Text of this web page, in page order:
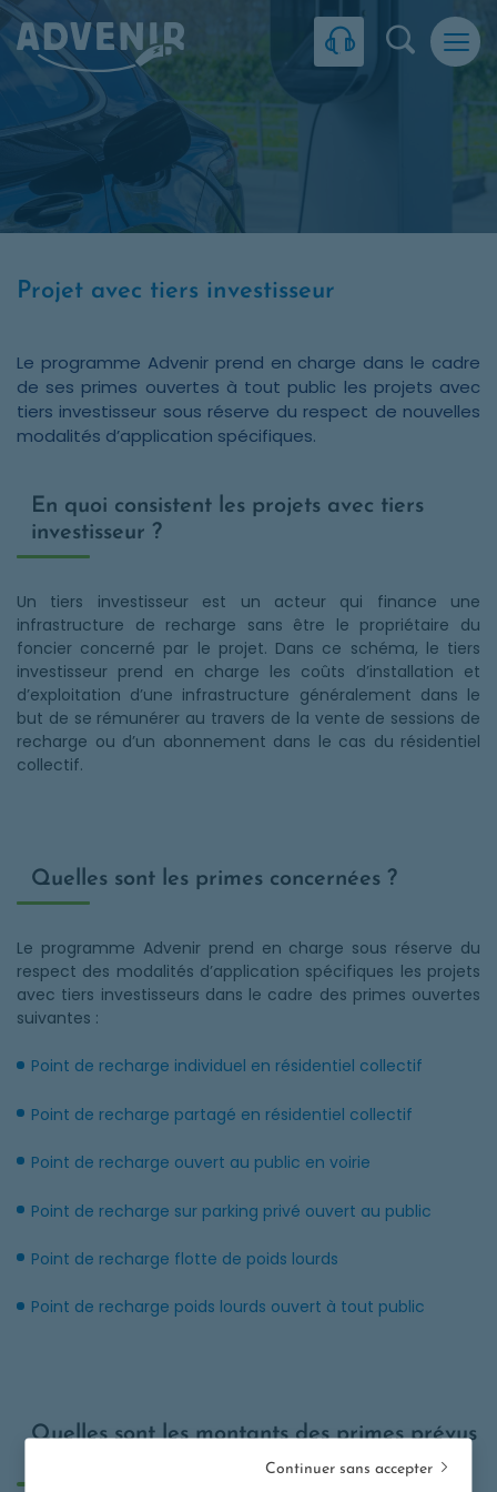
Panneau de gestion des cookies
Continuer sans accepter
Skip to navigation
Skip to content
Skip to footer
Projet avec tiers investisseur
Le programme Advenir prend en charge dans le cadre
de ses primes ouvertes à tout public les projets avec
tiers investisseur sous réserve du respect de nouvelles
modalités d’application spécifiques.
En quoi consistent les projets avec tiers
investisseur ?
Un tiers investisseur est un acteur qui finance une
infrastructure de recharge sans être le propriétaire du
foncier concerné par le projet. Dans ce schéma, le tiers
investisseur prend en charge les coûts d’installation et
d’exploitation d’une infrastructure généralement dans le
but de se rémunérer au travers de la vente de sessions de
recharge ou d’un abonnement dans le cas du résidentiel
collectif.
Quelles sont les primes concernées ?
Le programme Advenir prend en charge sous réserve du
respect des modalités d’application spécifiques les projets
avec tiers investisseurs dans le cadre des primes ouvertes
suivantes :
Point de recharge individuel en résidentiel collectif
Point de recharge partagé en résidentiel collectif
Point de recharge ouvert au public en voirie
Point de recharge sur parking privé ouvert au public
Point de recharge flotte de poids lourds
Point de recharge poids lourds ouvert à tout public
Quelles sont les montants des primes prévus